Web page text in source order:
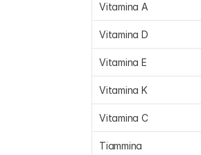
Vitamina A
Vitamina D
Vitamina E
Vitamina K
Vitamina C
Tiammina